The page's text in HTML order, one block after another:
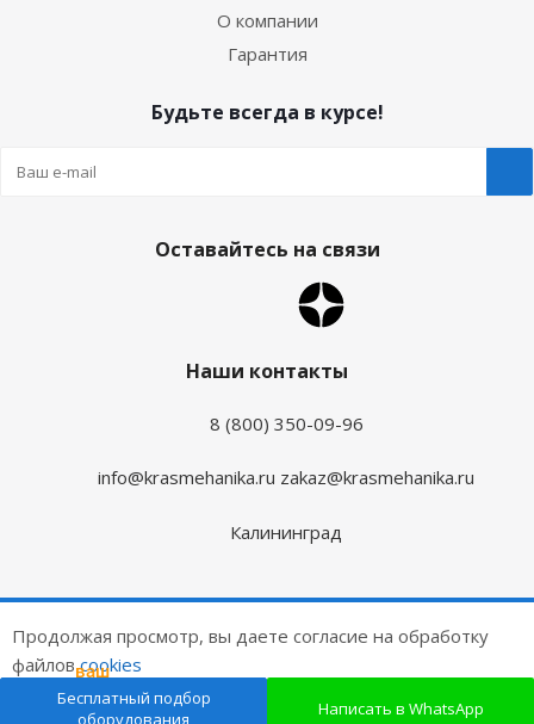
О компании
Гарантия
Будьте всегда в курсе!
Оставайтесь на связи
Наши контакты
8 (800) 350-09-96
info@krasmehanika.ru zakaz@krasmehanika.ru
Калининград
2026 © Красмеханика
Цены на сайте не являются публичной офертой
Бесплатный подбор
оборудования
Написать в WhatsApp
ваш
подарок
Продолжая просмотр, вы даете согласие на обработку
файловcookies
ОК